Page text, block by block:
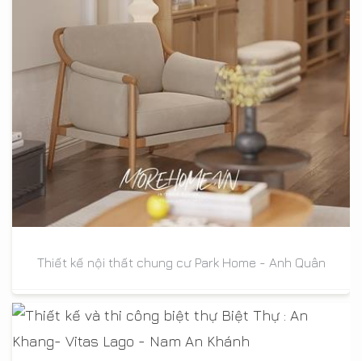
Thiết kế nội thất chung cư Park Home - Anh Quân